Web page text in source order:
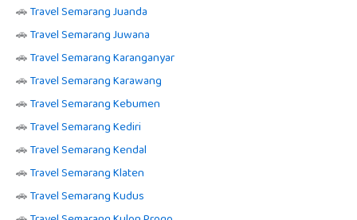
🚗Travel Semarang Juanda
🚗Travel Semarang Juwana
🚗Travel Semarang Karanganyar
🚗Travel Semarang Karawang
🚗Travel Semarang Kebumen
🚗Travel Semarang Kediri
🚗Travel Semarang Kendal
🚗Travel Semarang Klaten
🚗Travel Semarang Kudus